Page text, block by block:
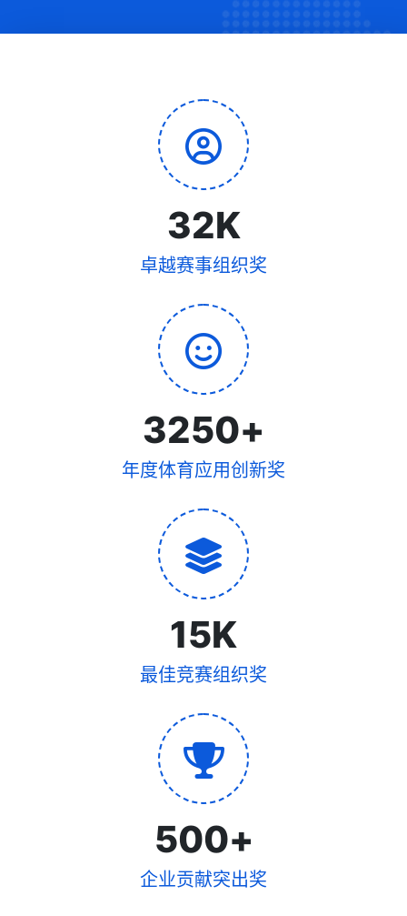
32K
卓越赛事组织奖
3250+
年度体育应用创新奖
15K
最佳竞赛组织奖
500+
企业贡献突出奖